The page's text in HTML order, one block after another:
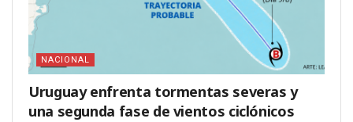
NACIONAL
Uruguay enfrenta tormentas severas y
una segunda fase de vientos ciclónicos